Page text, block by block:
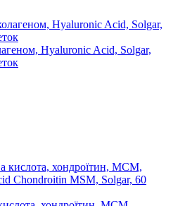
Hyaluronic Acid, Solgar,